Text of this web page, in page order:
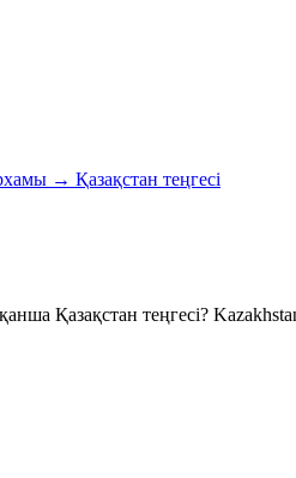
→ Қазақстан теңгесі
Қазақстан теңгесі?